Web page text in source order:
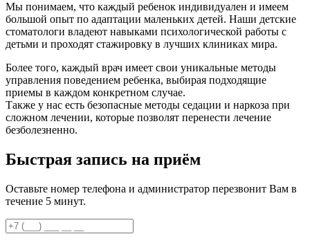
Мы понимаем, что каждый ребенок индивидуален и имеем
большой опыт по адаптации маленьких детей. Наши детские
стоматологи владеют навыками психологической работы с
детьми и проходят стажировку в лучших клиниках мира.
Более того, каждый врач имеет свои уникальные методы
управления поведением ребенка, выбирая подходящие
приемы в каждом конкретном случае.
Также у нас есть безопасные методы седации и наркоза при
сложном лечении, которые позволят перенести лечение
безболезненно.
Быстрая запись на приём
Оставьте номер телефона и администратор перезвонит Вам в
течение 5 минут.